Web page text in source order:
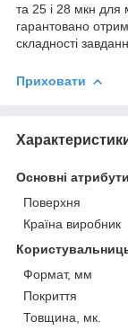
та 25 і 28 мкн для
гарантовано
складності
Приховати
Основні атрибути
Поверхня
Країна виробник
Формат, мм
Покриття
Товщина, мк.